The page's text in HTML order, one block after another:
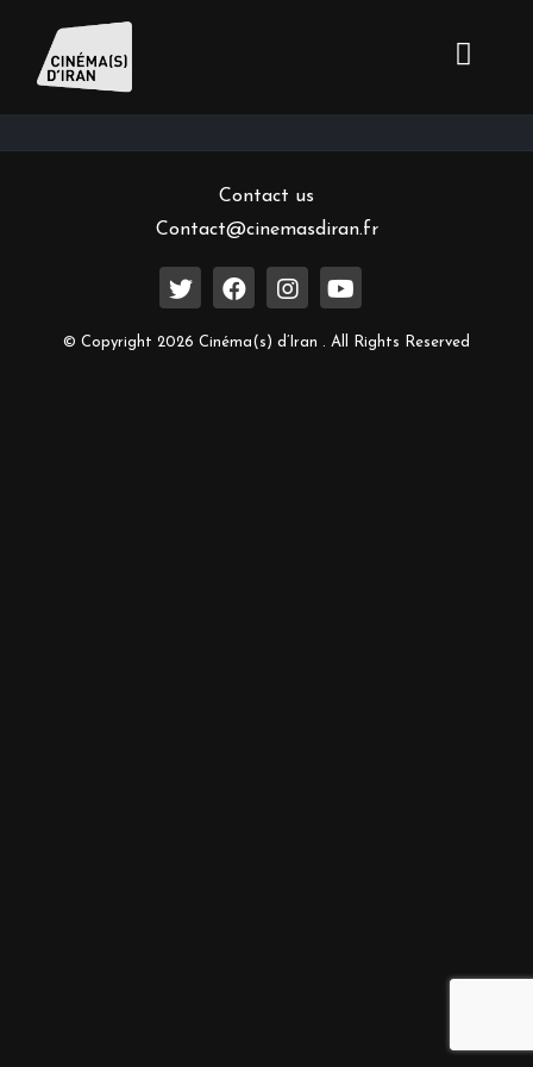
Inscrivez-vous à notre newsletter
Contact us
Contact@cinemasdiran.fr
© Copyright 2026 Cinéma(s) d’Iran . All Rights Reserved